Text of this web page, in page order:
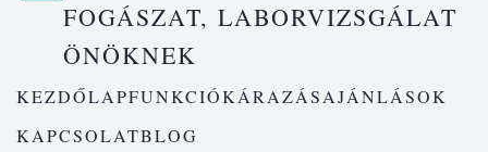
FOGÁSZAT, LABORVIZSGÁLAT
ÖNÖKNEK
KEZDŐLAPFUNKCIÓKÁRAZÁSAJÁNLÁSOK
KAPCSOLATBLOG